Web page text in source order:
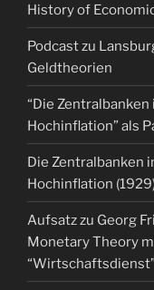
History of
Podcast zu
Geldtheorien
“Die
Hochinflation” als
Die Zentralbanken
Hochinflation
Aufsatz zu Georg
Monetary Theory